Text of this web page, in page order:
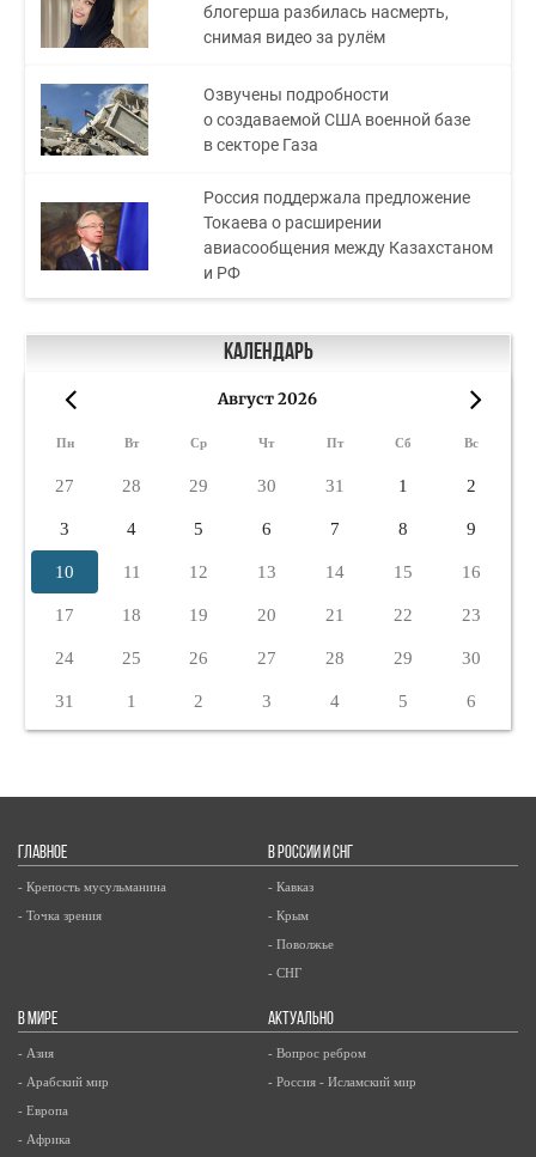
блогерша разбилась насмерть,
снимая видео за рулём
Озвучены подробности
о создаваемой США военной базе
в секторе Газа
Россия поддержала предложение
Токаева о расширении
авиасообщения между Казахстаном
и РФ
Календарь
Август 2026
Пн Вт Ср Чт Пт Сб Вс
27 28 29 30 31 1 2
3 4 5 6 7 8 9
10 11 12 13 14 15 16
17 18 19 20 21 22 23
24 25 26 27 28 29 30
31 1 2 3 4 5 6
ГЛАВНОЕ
- Крепость мусульманина
- Точка зрения
В РОССИИ И СНГ
- Кавказ
- Крым
- Поволжье
- СНГ
В МИРЕ
- Азия
- Арабский мир
- Европа
- Африка
АКТУАЛЬНО
- Вопрос ребром
- Россия - Исламский мир